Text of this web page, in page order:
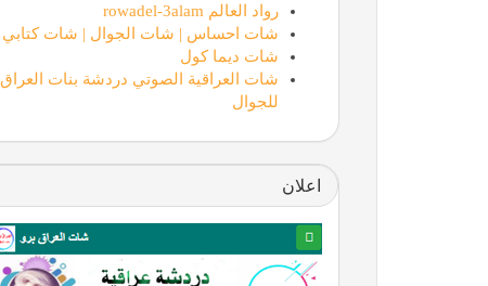
رواد العالم rowadel-3alam
شات احساس | شات الجوال | شات كتابي
شات ديما كول
شات العراقية الصوتي دردشة بنات العراق
للجوال
اعلان